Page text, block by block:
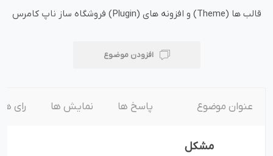
قالب ها (Theme) و افزونه های (Plugin) فروشگاه ساز ناپ کامرس
افزودن موضوع
عنوان موضوع پاسخ ها نمایش ها رای ها
مشکل